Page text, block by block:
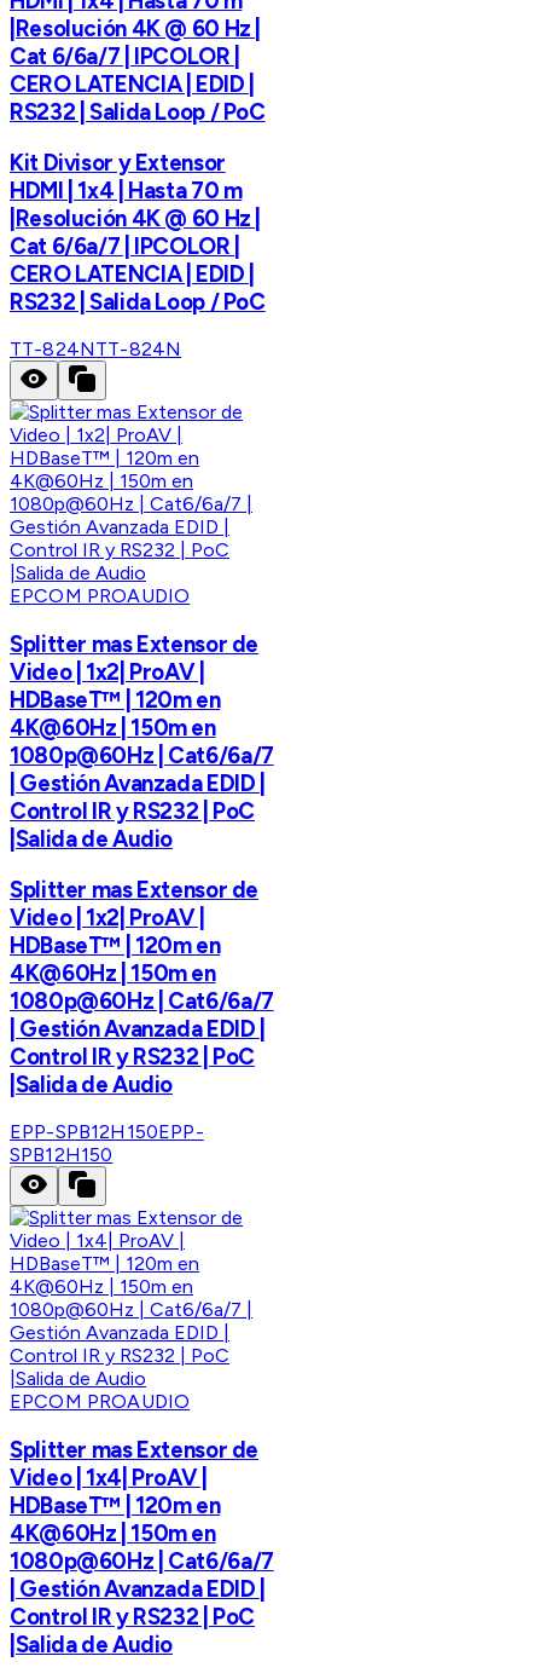
|Resolución 4K @ 60 Hz |
Cat 6/6a/7 | IPCOLOR |
CERO LATENCIA | EDID |
RS232 | Salida Loop / PoC
Kit Divisor y Extensor
HDMI | 1x4 | Hasta 70 m
|Resolución 4K @ 60 Hz |
Cat 6/6a/7 | IPCOLOR |
CERO LATENCIA | EDID |
RS232 | Salida Loop / PoC
TT-824NTT-824N
EPCOM PROAUDIO
Splitter mas Extensor de
Video | 1x2| ProAV |
HDBaseT™ | 120m en
4K@60Hz | 150m en
1080p@60Hz | Cat6/6a/7
| Gestión Avanzada EDID |
Control IR y RS232 | PoC
|Salida de Audio
Splitter mas Extensor de
Video | 1x2| ProAV |
HDBaseT™ | 120m en
4K@60Hz | 150m en
1080p@60Hz | Cat6/6a/7
| Gestión Avanzada EDID |
Control IR y RS232 | PoC
|Salida de Audio
EPP-SPB12H150EPP-
SPB12H150
EPCOM PROAUDIO
Splitter mas Extensor de
Video | 1x4| ProAV |
HDBaseT™ | 120m en
4K@60Hz | 150m en
1080p@60Hz | Cat6/6a/7
| Gestión Avanzada EDID |
Control IR y RS232 | PoC
|Salida de Audio